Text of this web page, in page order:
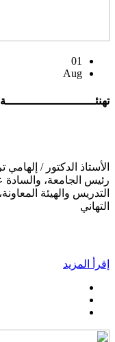
01
Aug
تهنئــــــــــــــــــــــــــة
التهاني
إقرأ المزيد